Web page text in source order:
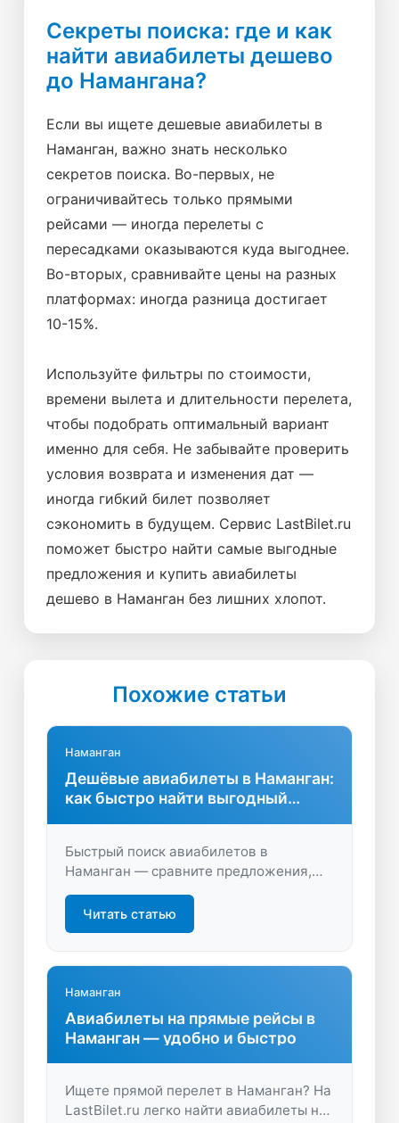
Секреты поиска: где и как
найти авиабилеты дешево
до Намангана?
Если вы ищете дешевые авиабилеты в
Наманган, важно знать несколько
секретов поиска. Во-первых, не
ограничивайтесь только прямыми
рейсами — иногда перелеты с
пересадками оказываются куда выгоднее.
Во-вторых, сравнивайте цены на разных
платформах: иногда разница достигает
10-15%.
Используйте фильтры по стоимости,
времени вылета и длительности перелета,
чтобы подобрать оптимальный вариант
именно для себя. Не забывайте проверить
условия возврата и изменения дат —
иногда гибкий билет позволяет
сэкономить в будущем. Сервис LastBilet.ru
поможет быстро найти самые выгодные
предложения и купить авиабилеты
дешево в Наманган без лишних хлопот.
Похожие статьи
Наманган
Дешёвые авиабилеты в Наманган:
как быстро найти выгодный
Быстрый поиск авиабилетов в
Наманган — сравните предложения,
отправляйтесь в путешествие с
максимальной выгодой. Удобство и
Читать статью
Наманган
Авиабилеты на прямые рейсы в
Наманган — удобно и быстро
Ищете прямой перелет в Наманган? На
LastBilet.ru легко найти авиабилеты на